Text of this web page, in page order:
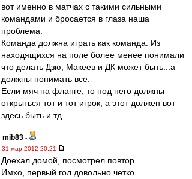
вот именно в матчах с такими сильными
командами и бросается в глаза наша
проблема.
Команда должна играть как команда. Из
находящихся на поле более менее понимали
что делать Дзю, Макеев и ДК может быть...а
должны понимать все.
Если мяч на фланге, то под него должны
открыться тот и тот игрок, а этот должен вот
здесь быть и тд...
mib83 -
31 мар 2012 20:21
Доехал домой, посмотрел повтор.
Имхо, первый гол довольно четко